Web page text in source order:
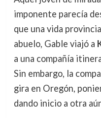
imponente parecía
que una vida
abuelo, Gable viajó a
a una compañía
Sin embargo, la
gira en Oregón,
dando inicio a otra